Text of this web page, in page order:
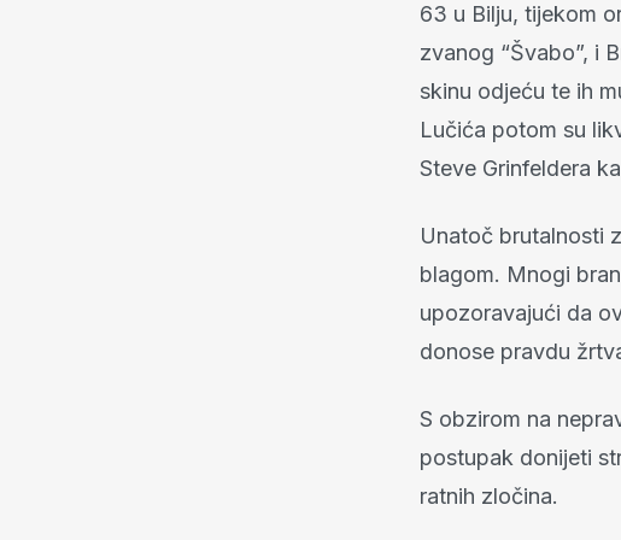
63 u Bilju, tijekom
zvanog “Švabo”, i
skinu odjeću te ih
Lučića potom su
Steve Grinfeldera
Unatoč brutalnosti
blagom. Mnogi
upozoravajući da
donose pravdu
S obzirom na
postupak donijeti
ratnih zločina.